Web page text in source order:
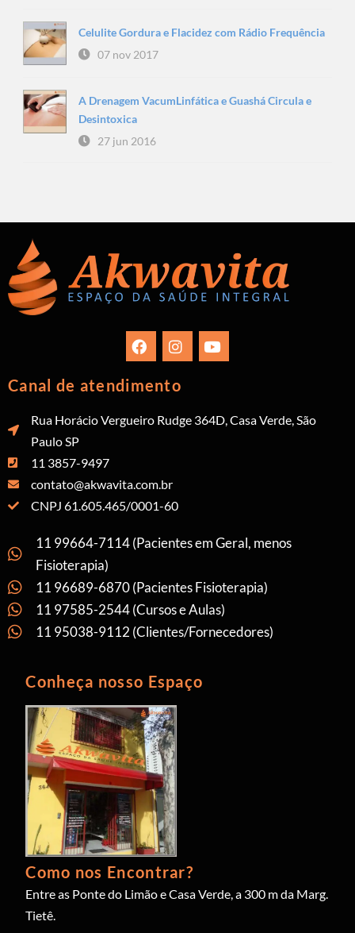
Celulite Gordura e Flacidez com Rádio Frequência
07 nov 2017
A Drenagem VacumLinfática e Guashá Circula e
Desintoxica
27 jun 2016
Canal de atendimento
Rua Horácio Vergueiro Rudge 364D, Casa Verde, São
Paulo SP
11 3857-9497
contato@akwavita.com.br
CNPJ 61.605.465/0001-60
11 99664-7114 (Pacientes em Geral, menos
Fisioterapia)
11 96689-6870 (Pacientes Fisioterapia)
11 97585-2544 (Cursos e Aulas)
11 95038-9112 (Clientes/Fornecedores)
Conheça nosso Espaço
Como nos Encontrar?
Entre as Ponte do Limão e Casa Verde, a 300 m da Marg.
Tietê.